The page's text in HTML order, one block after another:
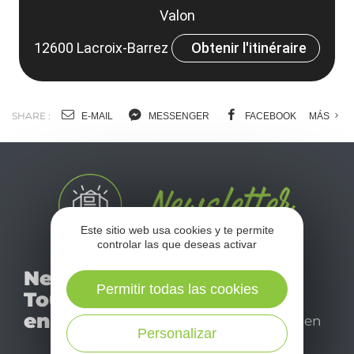
Valon
12600 Lacroix-Barrez
Obtenir l'itinéraire
SHARE : E-MAIL MESSENGER FACEBOOK MÁS
Newsletter
Tourismo
en Aveyron
mensual newsletter y
disfrutar de su estancia en
el Aveyron.
Este sitio web usa cookies y te permite
controlar las que deseas activar
Personalizar
Permitir todas las cookies